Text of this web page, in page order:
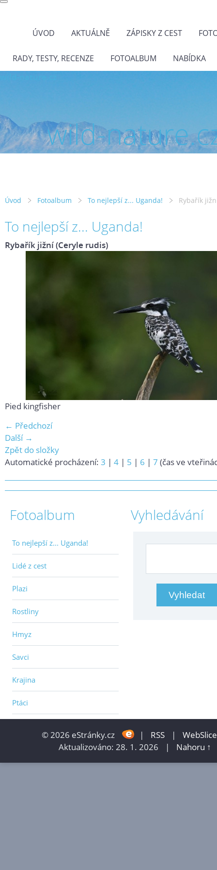
ÚVOD AKTUÁLNĚ ZÁPISKY Z CEST
RADY, TESTY, RECENZE FOTOALBUM NABÍDKA
wild-
Úvod Fotoalbum To nejlepší z... Uganda! Rybařík
To nejlepší z... Uganda!
Rybařík jižní (Ceryle rudis)
Pied kingfisher
← Předchozí
Další →
Zpět do složky
Automatické procházení: 3 | 4 | 5 | 6 | 7 (čas ve
Fotoalbum
To nejlepší z... Uganda!
Lidé z cest
Plazi
Rostliny
Hmyz
Savci
Krajina
Ptáci
Vyhledávání
© 2026 eStránky.cz | RSS |
WebSlice
Aktualizováno: 28. 1. 2026
| Nahoru ↑